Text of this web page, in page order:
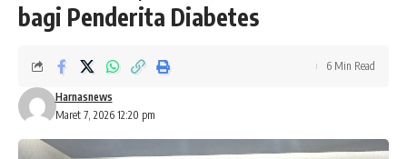
bagi Penderita Diabetes
Maret 7, 2026 12:20 pm
Harnasnews
6 Min Read